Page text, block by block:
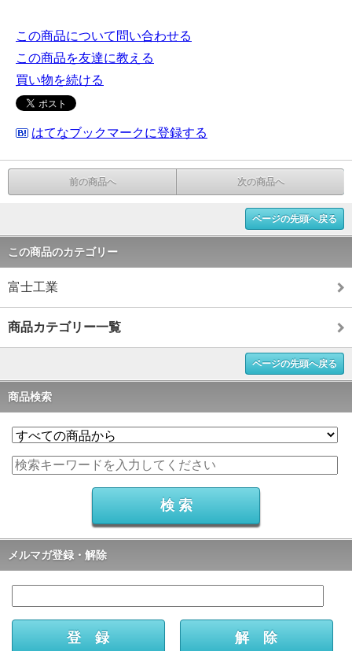
この商品について問い合わせる
この商品を友達に教える
買い物を続ける
はてなブックマークに登録する
前の商品へ 次の商品へ
ページの先頭へ戻る
この商品のカテゴリー
富士工業
商品カテゴリー一覧
ページの先頭へ戻る
商品検索
メルマガ登録・解除